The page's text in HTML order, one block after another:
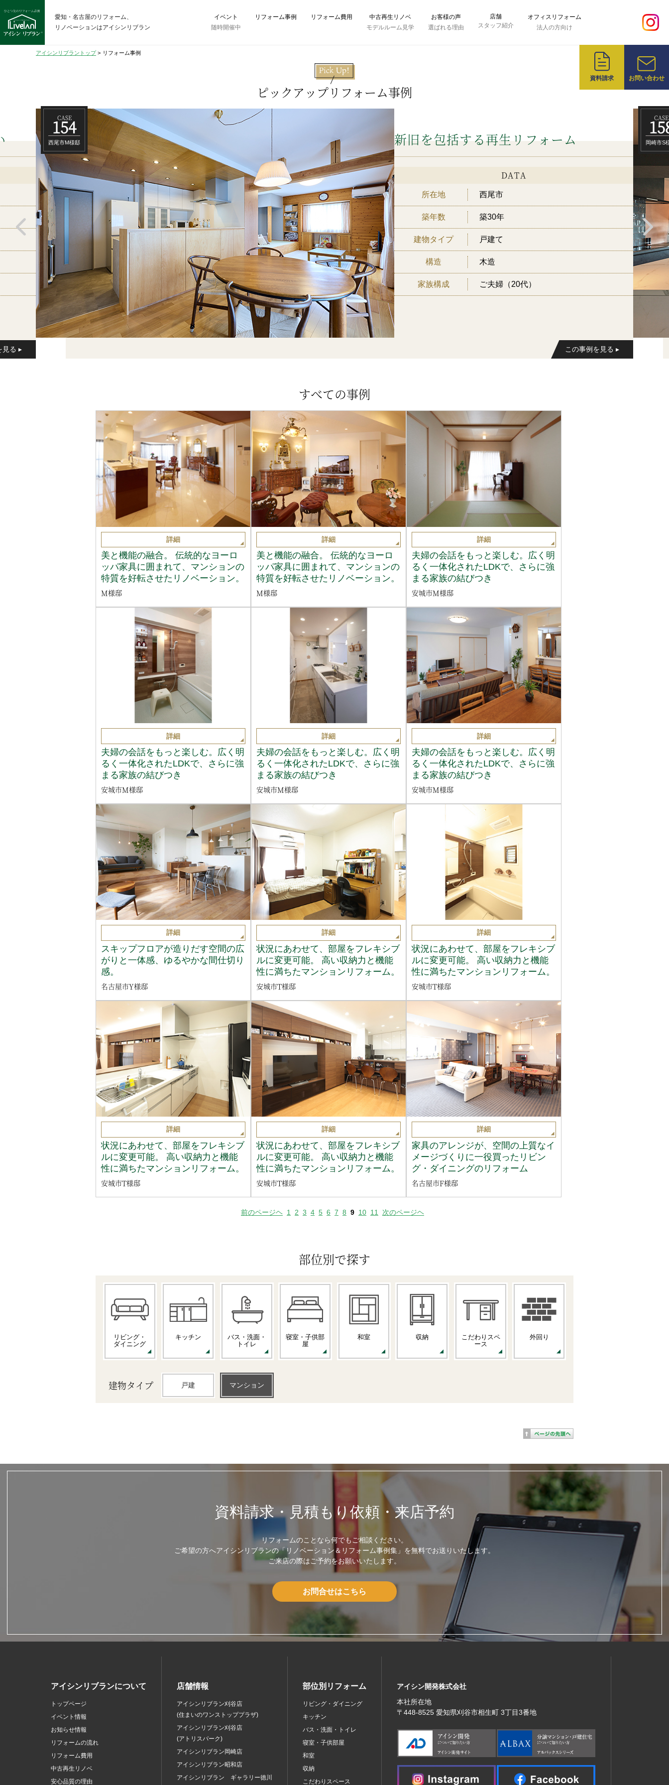
愛知・名古屋のリフォーム、
リノベーションはアイシンリブラン
イベント
随時開催中
リフォーム事例 リフォーム費用
中古再生リノベ
モデルルーム見学
お客様の声
選ばれる理由
店舗
スタッフ紹介
オフィスリフォーム
法人の方向け
資料請求 お問い合わせ
アイシンリブラントップ> リフォーム事例
ピックアップリフォーム事例
CASE
154
西尾市M様邸 新旧を包括する再生リフォーム
DATA
所在地 西尾市
築年数 築30年
建物タイプ 戸建て
構造 木造
家族構成 ご夫婦（20代）
CASE
岡崎市S
部位別で探す
リビング・
ダイニング
キッチン
バス・洗面・
トイレ
寝室・子供部
屋
和室 収納
こだわりスペ
ース
外回り
建物タイプ 戸建 マンション
すべての事例
詳細
美と機能の融合。 伝統的なヨーロ
ッパ家具に囲まれて、マンションの
特質を好転させたリノベーション。
M様邸
詳細
美と機能の融合。 伝統的なヨーロ
ッパ家具に囲まれて、マンションの
特質を好転させたリノベーション。
M様邸
詳細
夫婦の会話をもっと楽しむ。広く明
るく一体化されたLDKで、さらに強
まる家族の結びつき
安城市M様邸
詳細
夫婦の会話をもっと楽しむ。広く明
るく一体化されたLDKで、さらに強
まる家族の結びつき
安城市M様邸
詳細
夫婦の会話をもっと楽しむ。広く明
るく一体化されたLDKで、さらに強
まる家族の結びつき
安城市M様邸
詳細
夫婦の会話をもっと楽しむ。広く明
るく一体化されたLDKで、さらに強
まる家族の結びつき
安城市M様邸
詳細
スキップフロアが造りだす空間の広
がりと一体感、ゆるやかな間仕切り
感。
名古屋市Y様邸
詳細
状況にあわせて、部屋をフレキシブ
ルに変更可能。 高い収納力と機能
性に満ちたマンションリフォーム。
安城市T様邸
詳細
状況にあわせて、部屋をフレキシブ
ルに変更可能。 高い収納力と機能
性に満ちたマンションリフォーム。
安城市T様邸
詳細
状況にあわせて、部屋をフレキシブ
ルに変更可能。 高い収納力と機能
性に満ちたマンションリフォーム。
安城市T様邸
詳細
状況にあわせて、部屋をフレキシブ
ルに変更可能。 高い収納力と機能
性に満ちたマンションリフォーム。
安城市T様邸
詳細
家具のアレンジが、空間の上質なイ
メージづくりに一役買ったリビン
グ・ダイニングのリフォーム
名古屋市F様邸
前のページヘ 1 2 3 4 5 6 7 8 9 10 11 次のページヘ
資料請求・見積もり依頼・来店予約
リフォームのことなら何でもご相談ください。
ご希望の方へアイシンリブランの「リノベーション＆リフォーム事例集」を無料でお送りいたします。
ご来店の際はご予約をお願いいたします。
お問合せはこちら
アイシンリブランについて
トップページ
イベント情報
お知らせ情報
リフォームの流れ
リフォーム費用
中古再生リノベ
安心品質の理由
店舗情報
アイシンリブラン刈谷店
(住まいのワンストッププラザ)
アイシンリブラン刈谷店
(アトリスパーク)
アイシンリブラン岡崎店
アイシンリブラン昭和店
アイシンリブラン ギャラリー徳川
部位別リフォーム
リビング・ダイニング
キッチン
バス・洗面・トイレ
寝室・子供部屋
和室
収納
こだわりスペース
アイシン開発株式会社
本社所在地
〒448‐8525 愛知県刈谷市相生町 3丁目3番地